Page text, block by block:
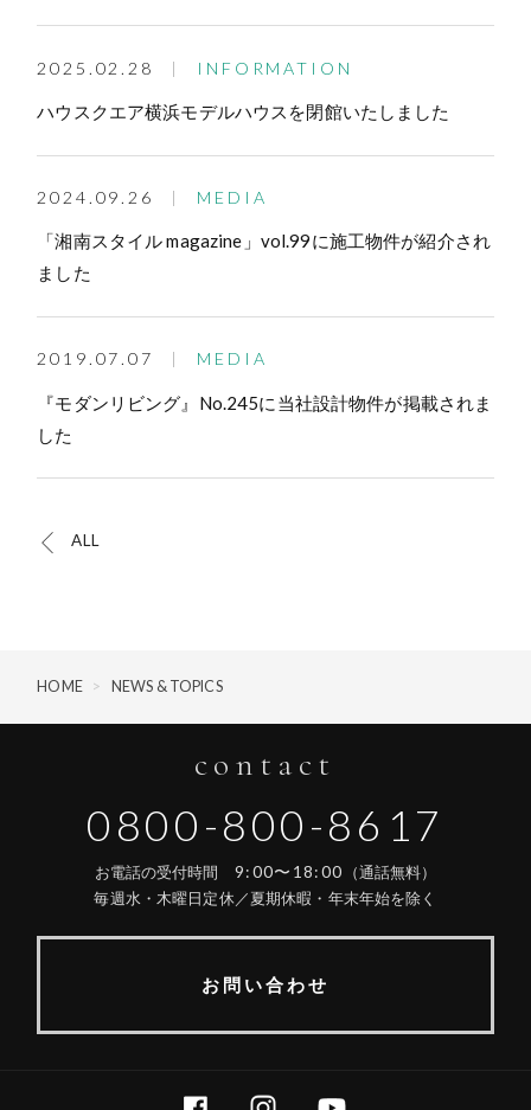
2025.02.28 INFORMATION
ハウスクエア横浜モデルハウスを閉館いたしました
2024.09.26 MEDIA
「湘南スタイル magazine」vol.99に施工物件が紹介され
ました
2019.07.07 MEDIA
『モダンリビング』No.245に当社設計物件が掲載されま
した
ALL
HOME > NEWS & TOPICS
contact
0800-800-8617
お電話の受付時間 9:00〜18:00
（通話無料）
毎週水・木曜日定休／夏期休暇・年末年始を除く
お問い合わせ